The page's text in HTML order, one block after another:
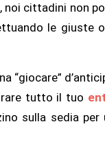
noi cittadini non
le giuste
“giocare”
tutto il tuo
sulla sedia per